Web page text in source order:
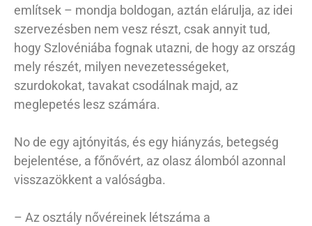
említsek – mondja boldogan, aztán elárulja, az idei
szervezésben nem vesz részt, csak annyit tud,
hogy Szlovéniába fognak utazni, de hogy az ország
mely részét, milyen nevezetességeket,
szurdokokat, tavakat csodálnak majd, az
meglepetés lesz számára.
No de egy ajtónyitás, és egy hiányzás, betegség
bejelentése, a főnővért, az olasz álomból azonnal
visszazökkent a valóságba.
– Az osztály nővéreinek létszáma a